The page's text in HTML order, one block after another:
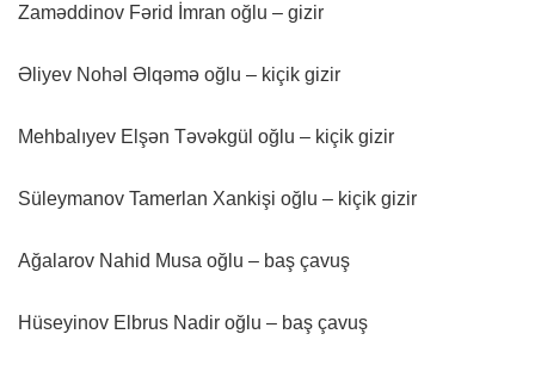
Zaməddinov Fərid İmran oğlu – gizir
Əliyev Nohəl Əlqəmə oğlu – kiçik gizir
Mehbalıyev Elşən Təvəkgül oğlu – kiçik gizir
Süleymanov Tamerlan Xankişi oğlu – kiçik gizir
Ağalarov Nahid Musa oğlu – baş çavuş
Hüseyinov Elbrus Nadir oğlu – baş çavuş